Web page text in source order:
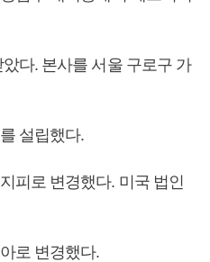
다. 본사를 서울 구로구 가
설립했다.
피로 변경했다. 미국 법인
로 변경했다.